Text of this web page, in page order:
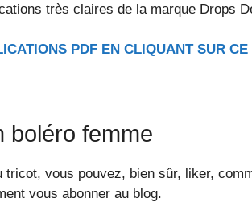
très claires de la marque Drops
PDF EN CLIQUANT SUR CE
boléro femme
vous pouvez, bien sûr, liker,
vous abonner au blog.